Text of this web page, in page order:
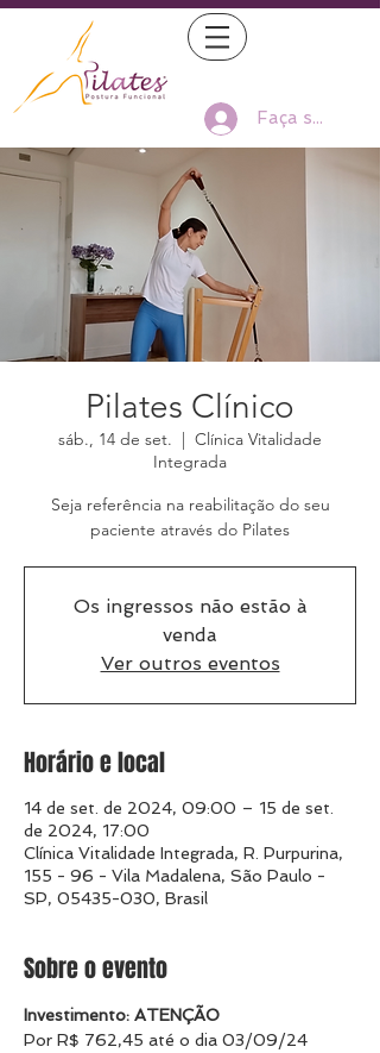
Faça seu Log In
Pilates Clínico
sáb., 14 de set.
  |
Clínica Vitalidade
Integrada
Seja referência na reabilitação do seu
paciente através do Pilates
Os ingressos não estão à
venda
Ver outros eventos
Horário e local
14 de set. de 2024, 09:00 – 15 de set.
de 2024, 17:00
Clínica Vitalidade Integrada, R. Purpurina,
155 - 96 - Vila Madalena, São Paulo -
SP, 05435-030, Brasil
Sobre o evento
Investimento:​ ATENÇÃO
Por R$ 762,45 até o dia 03/09/24